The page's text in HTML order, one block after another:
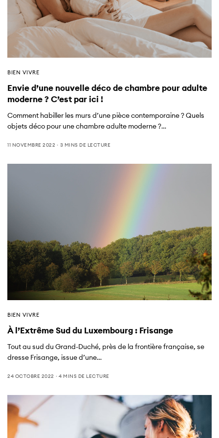
BIEN VIVRE
Envie d’une nouvelle déco de chambre pour adulte
moderne ? C’est par ici !
Comment habiller les murs d’une pièce contemporaine ? Quels
objets déco pour une chambre adulte moderne ?…
11 NOVEMBRE 2022 3 MINS DE LECTURE
BIEN VIVRE
À l’Extrême Sud du Luxembourg : Frisange
Tout au sud du Grand-Duché, près de la frontière française, se
dresse Frisange, issue d’une…
24 OCTOBRE 2022 4 MINS DE LECTURE